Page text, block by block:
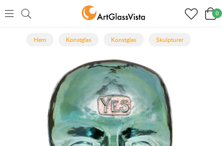
0
Hem Konstglas Konstglas Skulpturer